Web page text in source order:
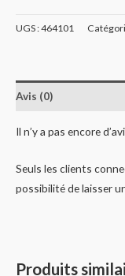
UGS :464101
Avis (0)
Il n’y a pas encore
Seuls les clients
possibilité de laisser
Produits